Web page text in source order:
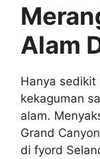
Alam
Hanya sedikit
kekaguman
alam.
Grand
di fyord